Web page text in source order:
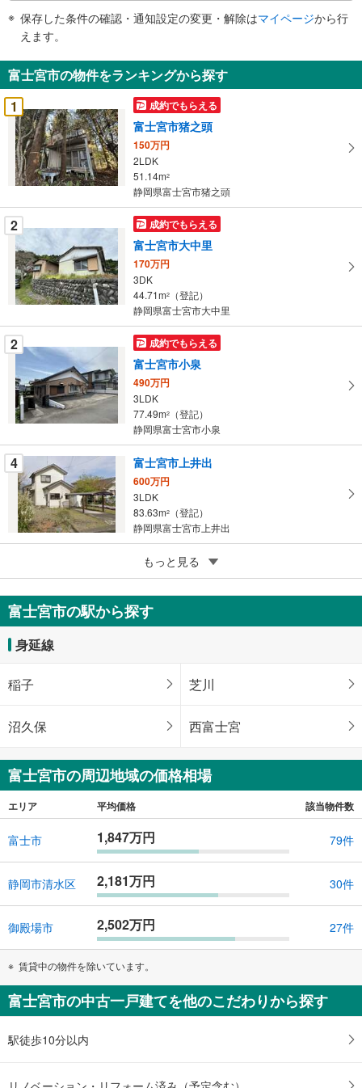
知
を
受
け
取
る
・
条
件
を
マ
イ
ペ
ー
に
保
す
る
保存した条件の確認・通知設定の変更・解除はマイページから行
えます。
富士宮市の物件をランキングから探す
1
成約でもらえる
富士宮市猪之頭
150万円
2LDK
51.14m2
静岡県富士宮市猪之頭
2 成約でもらえる
富士宮市大中里
170万円
3DK
44.71m2
（登記）
静岡県富士宮市大中里
2 成約でもらえる
富士宮市小泉
490万円
3LDK
77.49m2
（登記）
静岡県富士宮市小泉
4 富士宮市上井出
600万円
3LDK
83.63m2
（登記）
静岡県富士宮市上井出
富士宮市大岩
345万円
4DK
68.04m
静岡県富士宮市大岩
もっと見る
富士宮市の駅から探す
身延線
稲子 芝川
沼久保 西富士宮
富士宮市の周辺地域の価格相場
エリア 平均価格 該当物件数
富士市 1,847万円 79件
静岡市清水区 2,181万円 30件
御殿場市 2,502万円 27件
賃貸中の物件を除いています。
富士宮市の中古一戸建てを他のこだわりから探す
駅徒歩10分以内